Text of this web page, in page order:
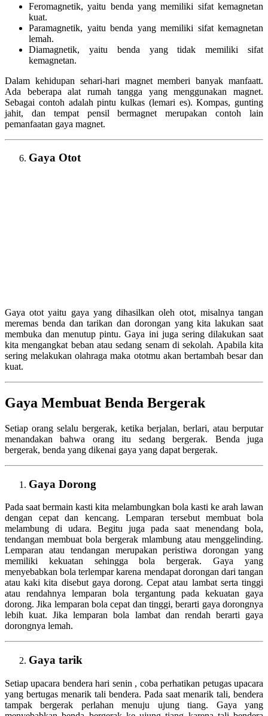
Feromagnetik, yaitu benda yang memiliki sifat kemagnetan
kuat.
Paramagnetik, yaitu benda yang memiliki sifat kemagnetan
lemah.
Diamagnetik, yaitu benda yang tidak memiliki sifat
kemagnetan.
Dalam kehidupan sehari-hari magnet memberi banyak manfaatt.
Ada beberapa alat rumah tangga yang menggunakan magnet.
Sebagai contoh adalah pintu kulkas (lemari es). Kompas, gunting
jahit, dan tempat pensil bermagnet merupakan contoh lain
pemanfaatan gaya magnet.
Gaya Otot
Gaya otot yaitu gaya yang dihasilkan oleh otot, misalnya tangan
meremas benda dan tarikan dan dorongan yang kita lakukan saat
membuka dan menutup pintu. Gaya ini juga sering dilakukan saat
kita mengangkat beban atau sedang senam di sekolah. Apabila kita
sering melakukan olahraga maka ototmu akan bertambah besar dan
kuat.
Gaya Membuat Benda Bergerak
Setiap orang selalu bergerak, ketika berjalan, berlari, atau berputar
menandakan bahwa orang itu sedang bergerak. Benda juga
bergerak, benda yang dikenai gaya yang dapat bergerak.
Gaya Dorong
Pada saat bermain kasti kita melambungkan bola kasti ke arah lawan
dengan cepat dan kencang. Lemparan tersebut membuat bola
melambung di udara. Begitu juga pada saat menendang bola,
tendangan membuat bola bergerak mlambung atau menggelinding.
Lemparan atau tendangan merupakan peristiwa dorongan yang
memiliki kekuatan sehingga bola bergerak. Gaya yang
menyebabkan bola terlempar karena mendapat dorongan dari tangan
atau kaki kita disebut gaya dorong. Cepat atau lambat serta tinggi
atau rendahnya lemparan bola tergantung pada kekuatan gaya
dorong. Jika lemparan bola cepat dan tinggi, berarti gaya dorongnya
lebih kuat. Jika lemparan bola lambat dan rendah berarti gaya
dorongnya lemah.
Gaya tarik
Setiap upacara bendera hari senin , coba perhatikan petugas upacara
yang bertugas menarik tali bendera. Pada saat menarik tali, bendera
tampak bergerak perlahan menuju ujung tiang. Gaya yang